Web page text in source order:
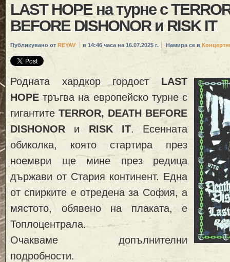
LAST HOPE на турне с
BEFORE DISHONOR и RISK IT
Публикувано от REYAV в 14:46 часа на 16.07.2025 г. Намира се в
Родната хардкор гордост LAST
HOPE тръгва на европейско турне с
гигантите TERROR, DEATH BEFORE
DISHONOR и RISK IT. Есенната
обиколка, която стартира през
ноември ще мине през редица
държави от Стария континент. Една
от спирките е отредена за София, а
мястото, обявено на плаката, е
Топлоцентрала.
Очакваме допълнителни
подробности.